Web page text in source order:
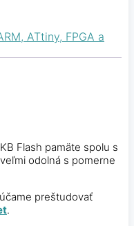
ATtiny, FPGA a
Flash pamäte spolu s
odolná s pomerne
preštudovať
.